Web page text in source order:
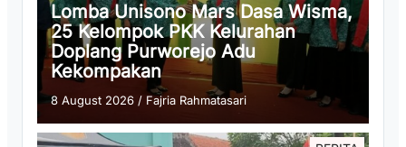
Lomba Unisono Mars Dasa Wisma,
25 Kelompok PKK Kelurahan
Doplang Purworejo Adu
Kekompakan
8 August 2026 / Fajria Rahmatasari